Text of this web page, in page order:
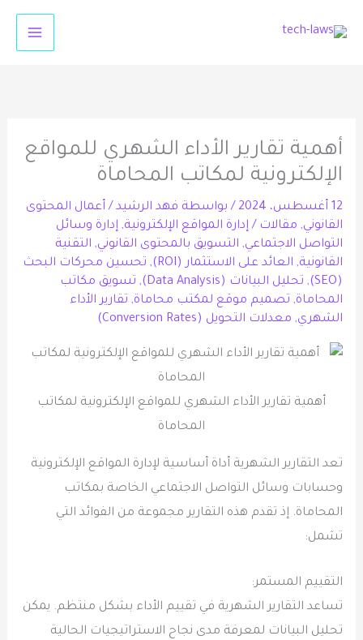
أهمية تقارير الأداء الشهري للمواقع
الإلكترونية لمكاتب المحاماة
12 أغسطس، 2024 / بواسطة فهد الرشيد/ أعمال المحتوى
القانوني, مقالات /إدارة المواقع الإلكترونية,إدارة وسائل
التواصل الاجتماعي, التسويق بالمحتوى القانوني, التقنية
القانونية, العائد على الاستثمار (ROI) , تحسين محركات البحث
(SEO)
, تحليل البيانات (Data Analysis) , تسويق مكاتب
المحاماة, تصميم موقع لمكتب محاماة, تقارير الأداء
الشهري, معدلات التحويل (Conversion Rates)
أهمية تقارير الأداء الشهري للمواقع الإلكترونية لمكاتب
المحاماة
تعد التقارير الشهرية أداة أساسية لإدارة المواقع الإلكترونية
وحسابات وسائل التواصل الاجتماعي الخاصة بمكاتب
المحاماة. إذ تقدم هذه التقارير مجموعة من الفوائد التي
تشمل:
التقييم المستمر:
تساعد التقارير الشهرية في تقييم الأداء بشكل منتظم. يمكن
تحليل البيانات لمعرفة مدى نجاح الاستراتيجيات الحالية